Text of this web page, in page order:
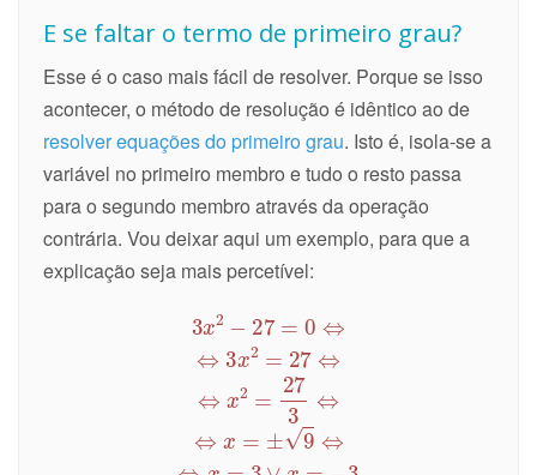
E se faltar o termo de primeiro grau?
Esse é o caso mais fácil de resolver. Porque se isso
acontecer, o método de resolução é idêntico ao de
resolver equações do primeiro grau. Isto é, isola-se a
variável no primeiro membro e tudo o resto passa
para o segundo membro através da operação
contrária. Vou deixar aqui um exemplo, para que a
explicação seja mais percetível: